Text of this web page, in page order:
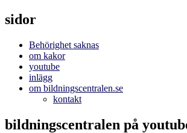
sidor
Behörighet saknas
om kakor
youtube
inlägg
om bildningscentralen.se
kontakt
bildningscentralen på